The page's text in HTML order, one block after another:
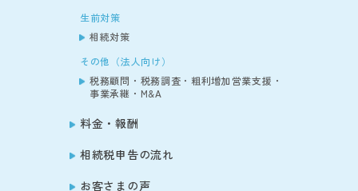
生前対策
相続対策
その他（法人向け）
税務顧問・税務調査・粗利増加営業支援・
事業承継・M&A
料金・報酬
相続税申告の流れ
お客さまの声